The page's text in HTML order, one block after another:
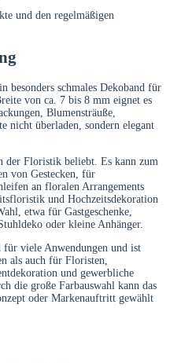
und den regelmäßigen
besonders schmales Dekoband für
von ca. 7 bis 8 mm eignet es
Blumensträuße,
nicht überladen, sondern elegant
der Floristik beliebt. Es kann zum
von Gestecken, für
an floralen Arrangements
und Hochzeitsdekoration
etwa für Gastgeschenke,
oder kleine Anhänger.
für viele Anwendungen und ist
als auch für Floristen,
und gewerbliche
die große Farbauswahl kann das
oder Markenauftritt gewählt